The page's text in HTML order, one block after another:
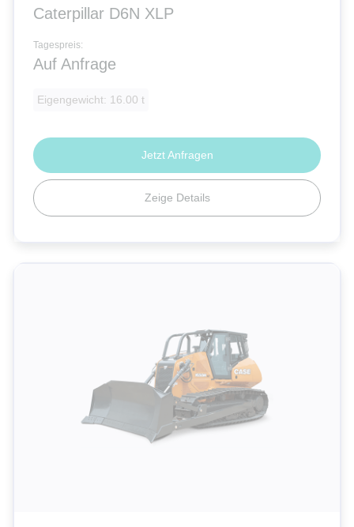
Caterpillar D6N XLP
Tagespreis:
Auf Anfrage
Eigengewicht: 16.00 t
Zeige Details
Jetzt Anfragen